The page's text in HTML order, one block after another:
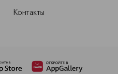
Контакты